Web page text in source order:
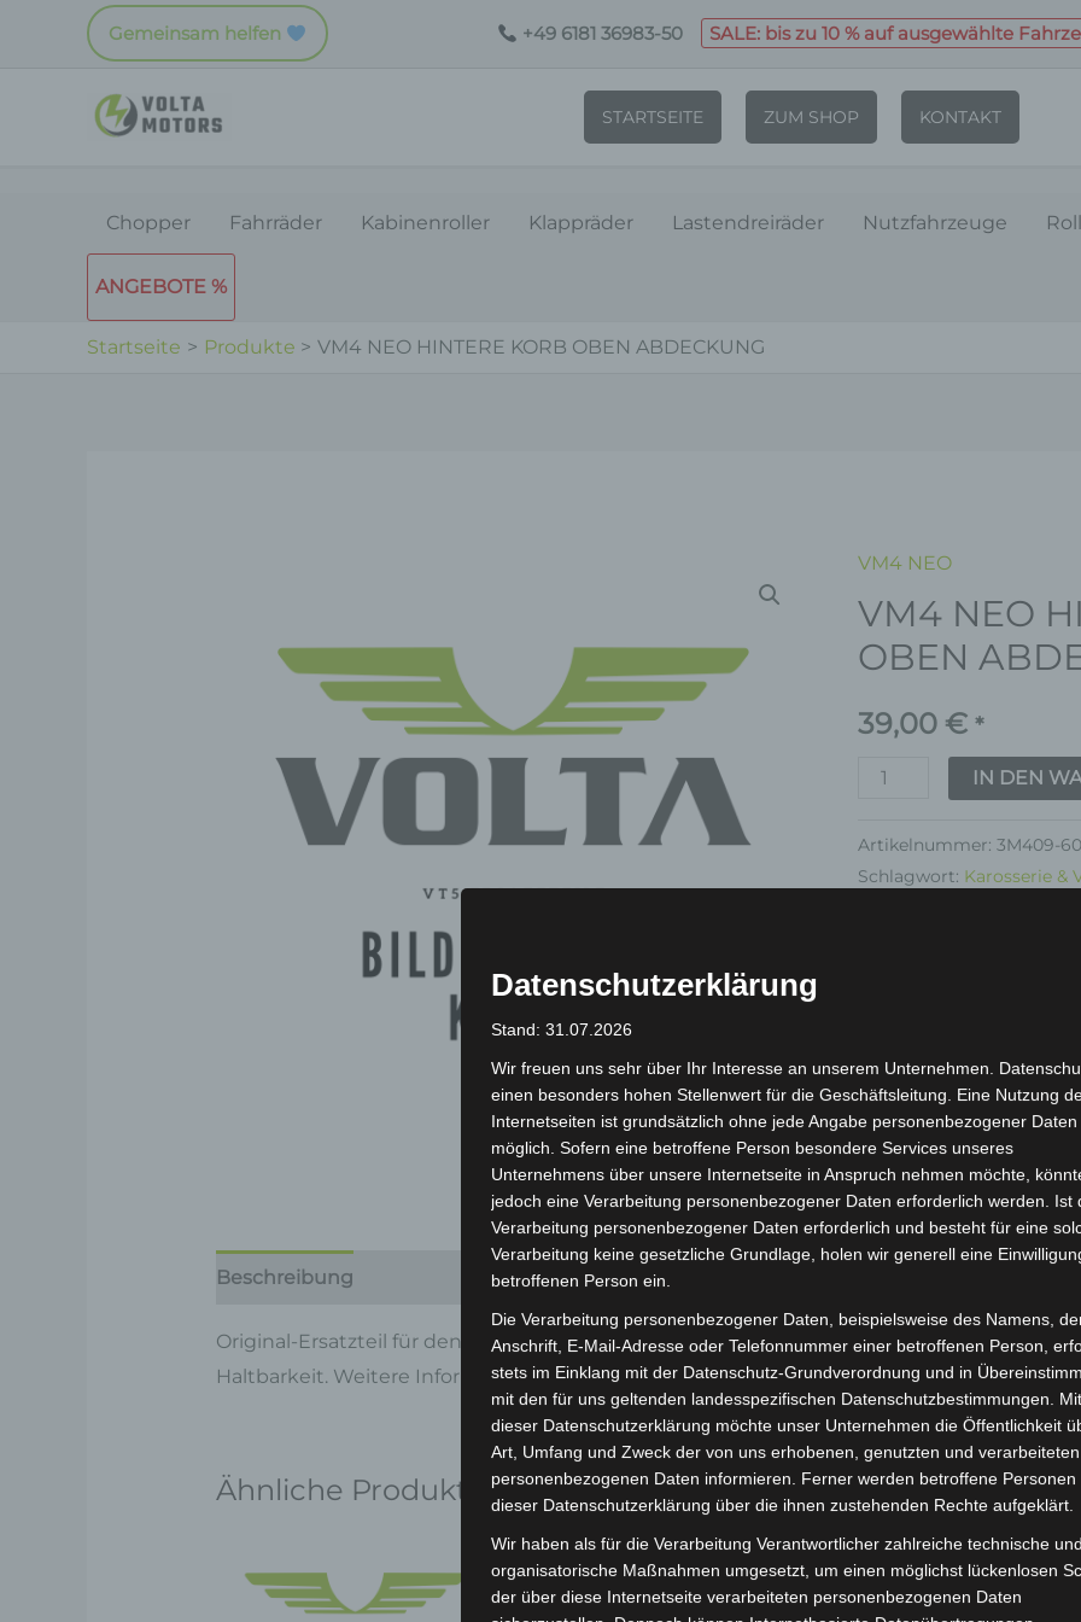
Gemeinsam helfen +49 6181 36983-50 SALE: bis zu 10 % auf ausgewählte
STARTSEITE ZUM SHOP KONTAKT
Chopper Fahrräder Kabinenroller Klappräder Lastendreiräder Nutzfahrzeuge
ANGEBOTE %
Startseite Produkte VM4 NEO HINTERE KORB OBEN ABDECKUNG
VM4 NEO
VM4 NEO
OBEN
39,00 € *
VM4
NEO
HINTERE
KORB
OBEN
ABDECKUNG
Menge
IN DEN
Artikelnummer:3M409-
Schlagwort: Karosserie &
inkl. 19 % MwSt.
Lieferzeit:Versandfertig
Beschreibung Produktsicherheit Rezensionen (0)
Original-Ersatzteil für den 3-Rad Seniorenmobil VM4 NEO. Hintere korb oben
Haltbarkeit. Weitere Informationen zum Fahrzeug findest du hier:Volta Motor 3-Rad
Ähnliche Produkte
Datenschutzerklärung
Stand: 31.07.2026
Wir freuen uns sehr über Ihr Interesse an unserem Unternehmen.
einen besonders hohen Stellenwert für die Geschäftsleitung. Eine Nutzung
Internetseiten ist grundsätzlich ohne jede Angabe personenbezogener Daten
möglich. Sofern eine betroffene Person besondere Services unseres
Unternehmens über unsere Internetseite in Anspruch nehmen möchte,
jedoch eine Verarbeitung personenbezogener Daten erforderlich werden. Ist
Verarbeitung personenbezogener Daten erforderlich und besteht für eine
Verarbeitung keine gesetzliche Grundlage, holen wir generell eine
betroffenen Person ein.
Die Verarbeitung personenbezogener Daten, beispielsweise des Namens,
Anschrift, E-Mail-Adresse oder Telefonnummer einer betroffenen Person,
stets im Einklang mit der Datenschutz-Grundverordnung und in
mit den für uns geltenden landesspezifischen Datenschutzbestimmungen.
dieser Datenschutzerklärung möchte unser Unternehmen die Öffentlichkeit
Art, Umfang und Zweck der von uns erhobenen, genutzten und verarbeiteten
personenbezogenen Daten informieren. Ferner werden betroffene Personen
dieser Datenschutzerklärung über die ihnen zustehenden Rechte aufgeklärt.
Wir haben als für die Verarbeitung Verantwortlicher zahlreiche technische und
organisatorische Maßnahmen umgesetzt, um einen möglichst lückenlosen
der über diese Internetseite verarbeiteten personenbezogenen Daten